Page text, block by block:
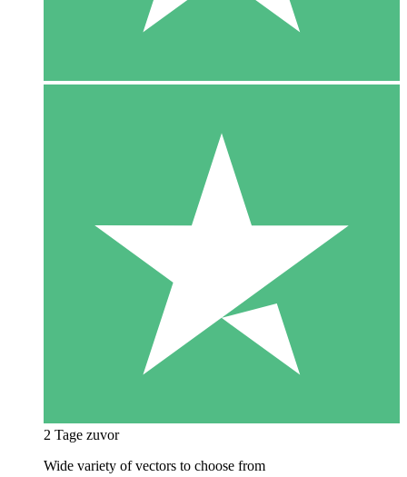
2 Tage zuvor
Wide variety of vectors to choose from